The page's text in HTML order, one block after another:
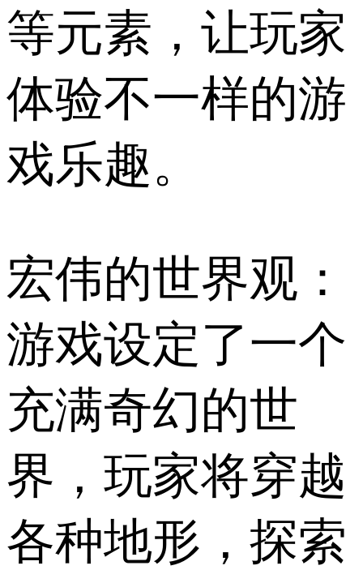
等元素，让玩家
体验不一样的游
戏乐趣。
宏伟的世界观：
游戏设定了一个
充满奇幻的世
界，玩家将穿越
各种地形，探索